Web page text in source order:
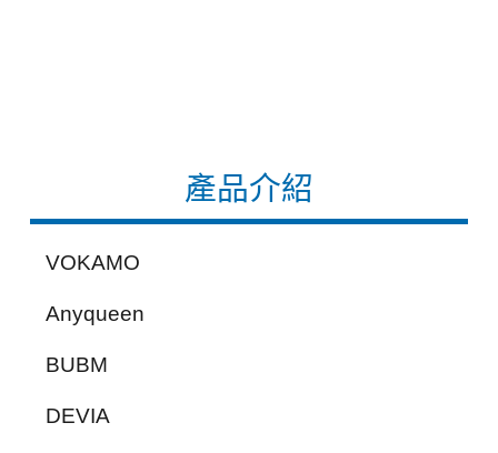
產品介紹
VOKAMO
Anyqueen
BUBM
DEVIA